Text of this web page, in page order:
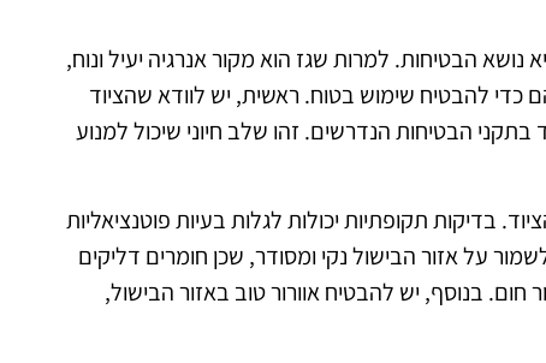
הבטיחות. למרות שגז הוא מקור אנרגיה יעיל ונוח,
להבטיח שימוש בטוח. ראשית, יש לוודא שהציוד
הבטיחות הנדרשים. זהו שלב חיוני שיכול למנוע
בדיקות תקופתיות יכולות לגלות בעיות פוטנציאליות
על אזור הבישול נקי ומסודר, שכן חומרים דליקים
בנוסף, יש להבטיח אוורור טוב באזור הבישול,